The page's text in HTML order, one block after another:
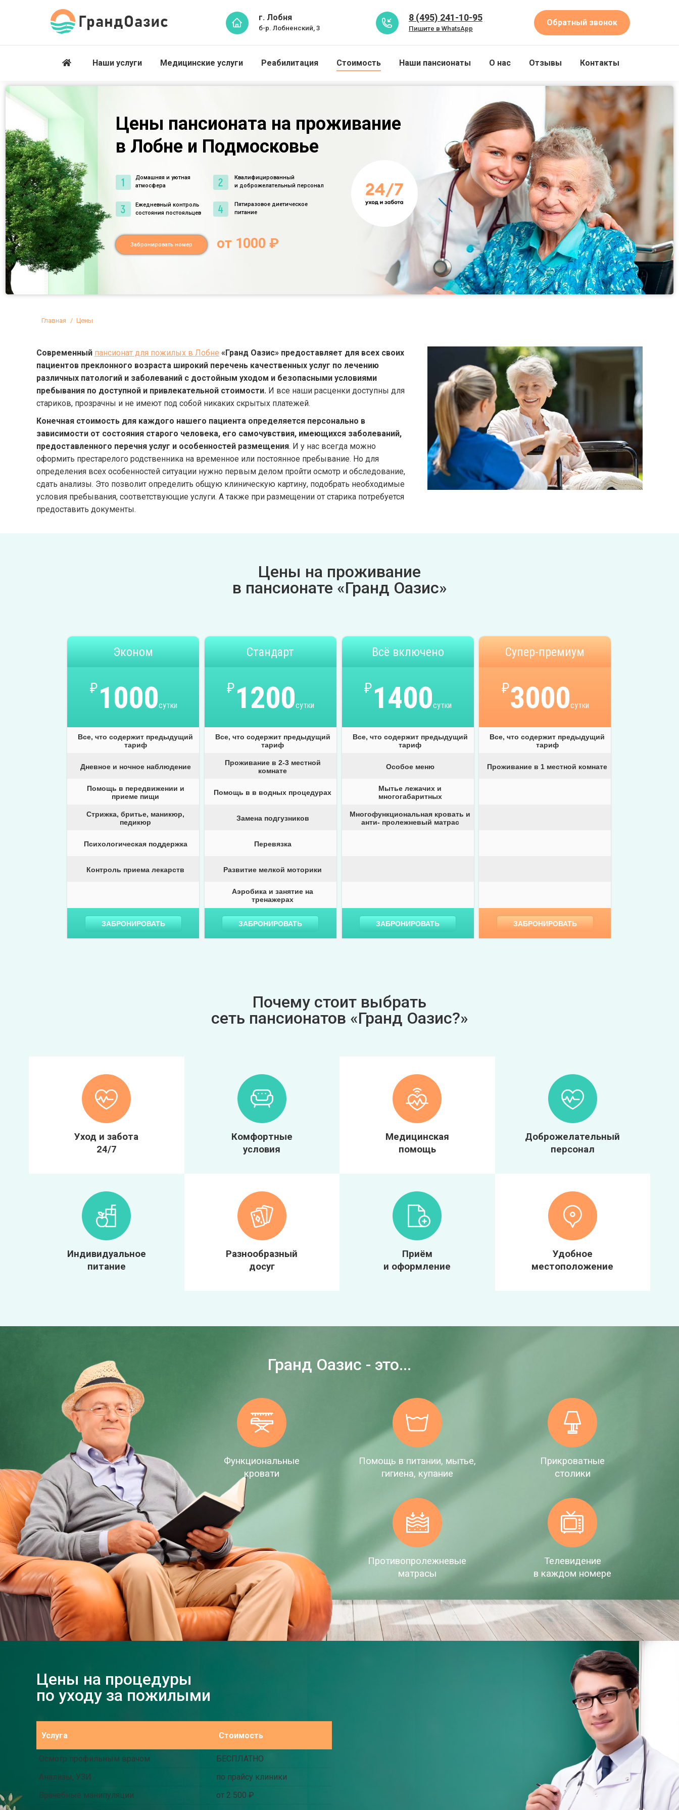
г. Лобня
б-р. Лобненский, 3
8 (495) 241-10-95
Пишите в WhatsApp
Обратный звонок
Наши услуги Медицинские услуги Реабилитация Стоимость Наши пансионаты О нас Отзывы Контакты
Цены пансионата на проживание
в Лобне и Подмосковье
Домашняя и уютная
атмосфера
Ежедневный контроль
состояния постояльцев
Квалифицированный
и доброжелательный персонал
Пятиразовое диетическое
питание
Забронировать номер от 1000 ₽
Вы здесь:
Главная Цены
Современный пансионат для пожилых в Лобне «Гранд Оазис» предоставляет для всех своих
пациентов преклонного возраста широкий перечень качественных услуг по лечению
различных патологий и заболеваний с достойным уходом и безопасными условиями
пребывания по доступной и привлекательной стоимости. И все наши расценки доступны для
стариков, прозрачны и не имеют под собой никаких скрытых платежей.
Конечная стоимость для каждого нашего пациента определяется персонально в
зависимости от состояния старого человека, его самочувствия, имеющихся заболеваний,
предоставленного перечня услуг и особенностей размещения. И у нас всегда можно
оформить престарелого родственника на временное или постоянное пребывание. Но для
определения всех особенностей ситуации нужно первым делом пройти осмотр и обследование,
сдать анализы. Это позволит определить общую клиническую картину, подобрать необходимые
условия пребывания, соответствующие услуги. А также при размещении от старика потребуется
предоставить документы.
Цены на проживание
в пансионате «Гранд Оазис»
Эконом
₽1000сутки
Все, что содержит предыдущий
тариф
Дневное и ночное наблюдение
Помощь в передвижении и
приеме пищи
Стрижка, бритье, маникюр,
педикюр
Психологическая поддержка
Контроль приема лекарств
ЗАБРОНИРОВАТЬ
Стандарт
₽1200сутки
Все, что содержит предыдущий
тариф
Проживание в 2-3 местной
комнате
Помощь в в водных процедурах
Замена подгузников
Перевязка
Развитие мелкой моторики
Аэробика и занятие на
тренажерах
ЗАБРОНИРОВАТЬ
Всё включено
₽1400сутки
Все, что содержит предыдущий
тариф
Особое меню
Мытье лежачих и
многогабаритных
Многофункциональная кровать и
анти- пролежневый матрас
ЗАБРОНИРОВАТЬ
Супер-премиум
₽3000сутки
Все, что содержит предыдущий
тариф
Проживание в 1 местной комнате
ЗАБРОНИРОВАТЬ
Почему стоит выбрать
сеть пансионатов «Гранд Оазис?»
Уход и забота
24/7
Комфортные
условия
Медицинская
помощь
Доброжелательный
персонал
Индивидуальное
питание
Разнообразный
досуг
Приём
и оформление
Удобное
местоположение
Гранд Оазис - это...
Функциональные
кровати
Помощь в питании, мытье,
гигиена, купание
Прикроватные
столики
Противопролежневые
матрасы
Телевидение
в каждом номере
Цены на процедуры
по уходу за пожилыми
Услуга Стоимость
Осмотр профильным врачом
БЕСПЛАТНО
Анализы, УЗИ
по прайсу клиники
Врачебные манипуляции
от 2 500 ₽